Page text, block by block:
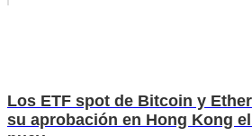
Los ETF spot de Bitcoin y
su aprobación en Hong Kong